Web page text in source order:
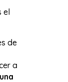
el
de
a
una